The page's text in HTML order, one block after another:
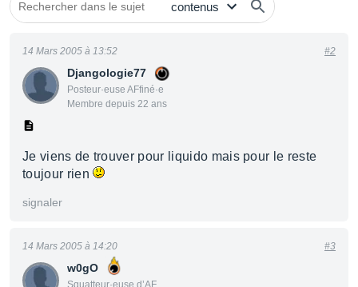
Djangologie77
Posteur·euse AFfiné·e
Membre depuis 22 ans
14 Mars 2005 à 13:52 #2
Je viens de trouver pour liquido mais pour le reste
toujour rien
signaler
w0gO
Squatteur·euse d’AF
14 Mars 2005 à 14:20 #3